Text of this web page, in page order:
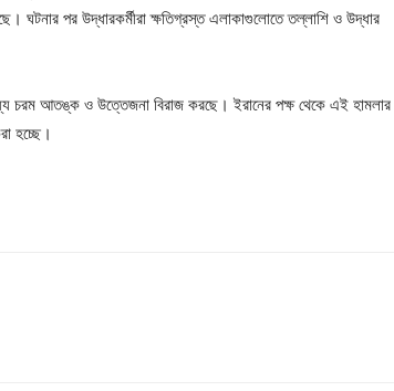
ঘটনার পর উদ্ধারকর্মীরা ক্ষতিগ্রস্ত এলাকাগুলোতে তল্লাশি ও উদ্ধার
চরম আতঙ্ক ও উত্তেজনা বিরাজ করছে। ইরানের পক্ষ থেকে এই হামলার
হচ্ছে।